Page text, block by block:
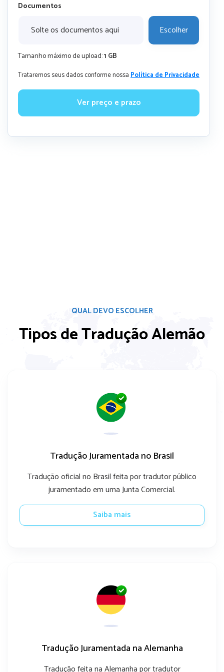
Documentos
Solte os documentos aqui Escolher
Tamanho máximo de upload:1 GB
Trataremos seus dados conforme nossaPolítica de Privacidade
Ver preço e prazo
QUAL DEVO ESCOLHER
Tipos de Tradução Alemão
Tradução Juramentada no Brasil
Tradução oficial no Brasil feita por tradutor público
juramentado em uma Junta Comercial.
Saiba mais
Tradução Juramentada na Alemanha
Tradução feita na Alemanha por tradutor